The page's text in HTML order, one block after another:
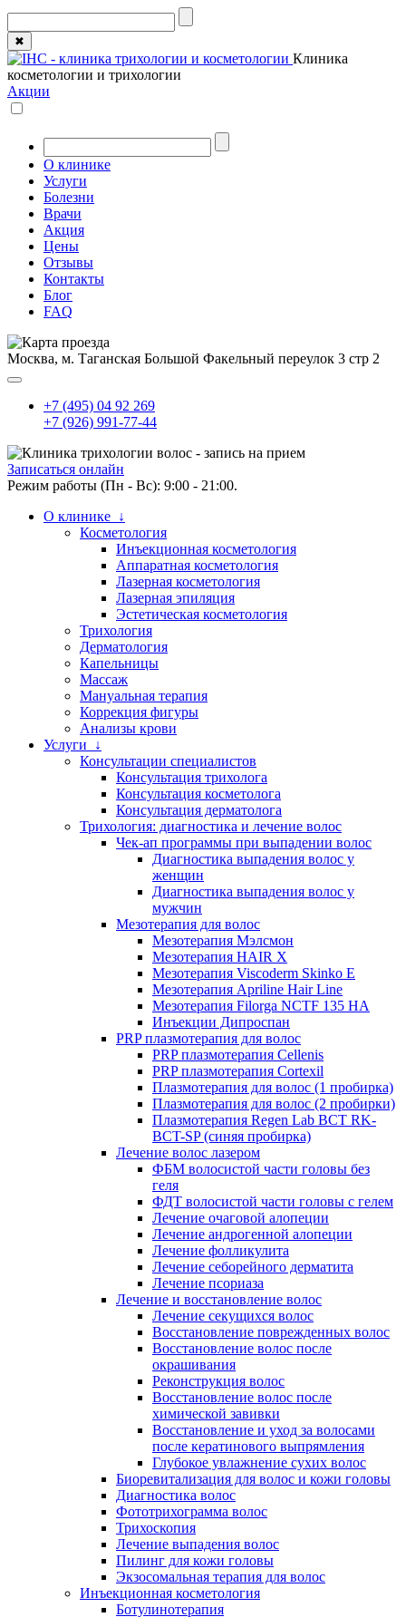
✖
Клиника
косметологии и трихологии
Акции
О клинике
Услуги
Болезни
Врачи
Акция
Цены
Отзывы
Контакты
Блог
FAQ
Москва, м. Таганская Большой Факельный переулок 3 стр 2
+7 (495) 04 92 269
+7 (926) 991-77-44
Записаться онлайн
Режим работы (Пн - Вс): 9:00 - 21:00.
О клинике ↓
Косметология
Инъекционная косметология
Аппаратная косметология
Лазерная косметология
Лазерная эпиляция
Эстетическая косметология
Трихология
Дерматология
Капельницы
Массаж
Мануальная терапия
Коррекция фигуры
Анализы крови
Услуги ↓
Консультации специалистов
Консультация трихолога
Консультация косметолога
Консультация дерматолога
Трихология: диагностика и лечение волос
Чек-ап программы при выпадении волос
Диагностика выпадения волос у
женщин
Диагностика выпадения волос у
мужчин
Мезотерапия для волос
Мезотерапия Мэлсмон
Мезотерапия HAIR X
Мезотерапия Viscoderm Skinko E
Мезотерапия Apriline Hair Line
Мезотерапия Filorga NCTF 135 HA
Инъекции Дипроспан
PRP плазмотерапия для волос
PRP плазмотерапия Cellenis
PRP плазмотерапия Cortexil
Плазмотерапия для волос (1 пробирка)
Плазмотерапия для волос (2 пробирки)
Плазмотерапия Regen Lab BCT RK-
BCT-SP (синяя пробирка)
Лечение волос лазером
ФБМ волосистой части головы без
геля
ФДТ волосистой части головы с гелем
Лечение очаговой алопеции
Лечение андрогенной алопеции
Лечение фолликулита
Лечение себорейного дерматита
Лечение псориаза
Лечение и восстановление волос
Лечение секущихся волос
Восстановление поврежденных волос
Восстановление волос после
окрашивания
Реконструкция волос
Восстановление волос после
химической завивки
Восстановление и уход за волосами
после кератинового выпрямления
Глубокое увлажнение сухих волос
Биоревитализация для волос и кожи головы
Диагностика волос
Фототрихограмма волос
Трихоскопия
Лечение выпадения волос
Пилинг для кожи головы
Экзосомальная терапия для волос
Инъекционная косметология
Ботулинотерапия